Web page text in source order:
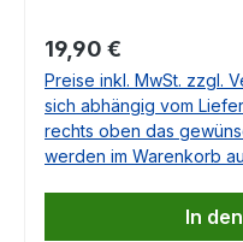
ein Gewinde verfügt,
ohne Werkzeug
Originalteil 107 420
verschiedene
Entriegelung der
Ersatzteil wird
mit "brake release"
Regulärer Preis:
19,90 €
Preise inkl. MwSt. zzgl.
sich abhängig vom
rechts oben das
werden im Warenkorb
In